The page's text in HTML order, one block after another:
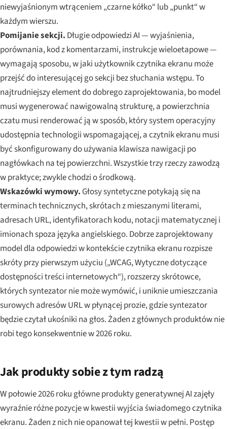
niewyjaśnionym wtrąceniem „czarne kółko“ lub „punkt“ w
każdym wierszu.
Pomijanie sekcji. Długie odpowiedzi AI — wyjaśnienia,
porównania, kod z komentarzami, instrukcje wieloetapowe —
wymagają sposobu, w jaki użytkownik czytnika ekranu może
przejść do interesującej go sekcji bez słuchania wstępu. To
najtrudniejszy element do dobrego zaprojektowania, bo model
musi wygenerować nawigowalną strukturę,a powierzchnia
czatu musi renderować ją w sposób, który system operacyjny
udostępnia technologii wspomagającej,aczytnik ekranu musi
być skonfigurowany do używania klawisza nawigacji po
nagłówkach na tej powierzchni. Wszystkie trzy rzeczy zawodzą
w praktyce; zwykle chodzi o środkową.
Wskazówki wymowy. Głosy syntetyczne potykają się na
terminach technicznych, skrótach z mieszanymi literami,
adresach URL, identyfikatorach kodu, notacji matematycznej i
imionach spoza języka angielskiego. Dobrze zaprojektowany
model dla odpowiedzi w kontekście czytnika ekranu rozpisze
skróty przy pierwszym użyciu („WCAG, Wytyczne dotyczące
dostępności treści internetowych“), rozszerzy skrótowce,
których syntezator nie może wymówić, i uniknie umieszczania
surowych adresów URL w płynącej prozie, gdzie syntezator
będzie czytał ukośniki na głos. Żaden z głównych produktów nie
robi tego konsekwentnie w 2026 roku.
Jak produkty sobie z tym radzą
W połowie 2026 roku główne produkty generatywnej AI zajęły
wyraźnie różne pozycje w kwestii wyjścia świadomego czytnika
ekranu. Żaden z nich nie opanował tej kwestii w pełni. Postęp